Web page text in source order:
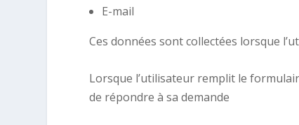
E-mail
Ces données sont collectées lorsque
Lorsque l’utilisateur remplit le
de répondre à sa demande